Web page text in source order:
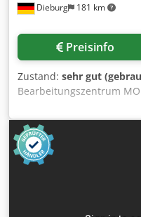
Dieburg 181 km
Preisinfo
Zustand: sehr gut
Bearbeitungszentrum
1996 X-Achse : 800mm
Spindeldrehzahl : 8000
700 kg Tisch Cjdpfx Asw
Außenbreite 450 mm